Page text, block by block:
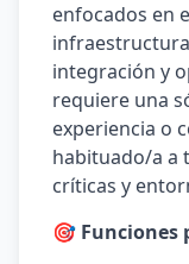
enfocados en
integración y
requiere una
experiencia o
habituado/a a
críticas y
🎯 Funciones